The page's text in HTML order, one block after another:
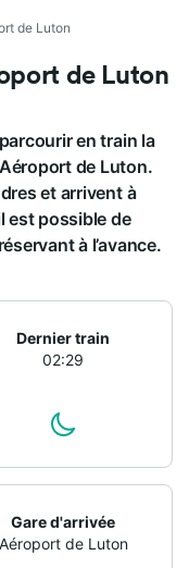
de Luton
de Luton
en train la
de Luton.
et arrivent à
est possible de
à l’avance.
Dernier train
02:29
Gare d'arrivée
Aéroport de Luton